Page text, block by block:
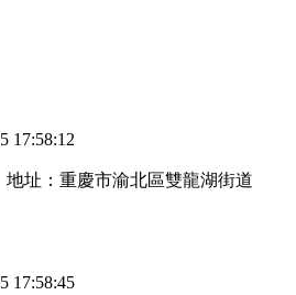
17:58:12
址：重慶市渝北區雙龍湖街道
17:58:45